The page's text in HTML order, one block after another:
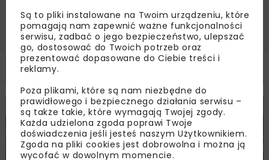
Powiązane artykuły
KOLEJ WIADOMOŚCI INWESTYCJE
Są to pliki instalowane na Twoim urządzeniu, które
pomagają nam zapewnić ważne funkcjonalności
serwisu, zadbać o jego bezpieczeństwo, ulepszać
go, dostosować do Twoich potrzeb oraz
prezentować dopasowane do Ciebie treści i
reklamy.
Poza plikami, które są nam niezbędne do
prawidłowego i bezpiecznego działania serwisu –
są także takie, które wymagają Twojej zgody.
Każda udzielona zgoda poprawi Twoje
doświadczenia jeśli jesteś naszym Użytkownikiem.
Zgoda na pliki cookies jest dobrowolna i można ją
wycofać w dowolnym momencie.